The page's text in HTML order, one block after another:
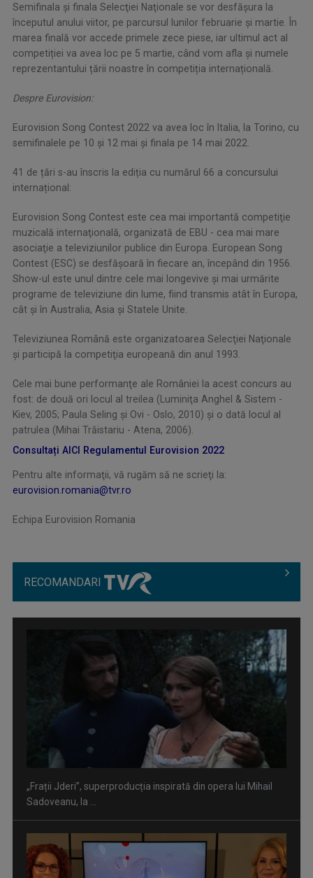
Semifinala şi finala Selecţiei Naţionale se vor desfăşura la
începutul anului viitor, pe parcursul lunilor februarie și martie. În
marea finală vor accede primele zece piese, iar ultimul act al
competiției va avea loc pe 5 martie, când vom afla și numele
reprezentantului țării noastre în competiția internațională.
Despre Eurovision:
Eurovision Song Contest 2022 va avea loc în Italia, la Torino, cu
semifinalele pe 10 şi 12 mai şi finala pe 14 mai 2022.
41 de țări s-au înscris la ediția cu numărul 66 a concursului
internațional:
Eurovision Song Contest este cea mai importantă competiţie
muzicală internaţională, organizată de EBU - cea mai mare
asociaţie a televiziunilor publice din Europa. European Song
Contest (ESC) se desfăşoară în fiecare an, începând din 1956.
Show-ul este unul dintre cele mai longevive şi mai urmărite
programe de televiziune din lume, fiind transmis atât în Europa,
cât şi în Australia, Asia şi Statele Unite.
Televiziunea Română este organizatoarea Selecţiei Naţionale
şi participă la competiţia europeană din anul 1993.
Cele mai bune performanţe ale României la acest concurs au
fost: de două ori locul al treilea (Luminiţa Anghel & Sistem -
Kiev, 2005; Paula Seling şi Ovi - Oslo, 2010) şi o dată locul al
patrulea (Mihai Trăistariu - Atena, 2006).
Consultați AICI Regulamentul Eurovision 2022
Pentru alte informaţii, vă rugăm să ne scrieţi la:
eurovision.romania@tvr.ro
Echipa Eurovision Romania
RECOMANDARI
”Un doctor pentru dumneavoastră” vine cu informații
esențiale pentru o stare ...